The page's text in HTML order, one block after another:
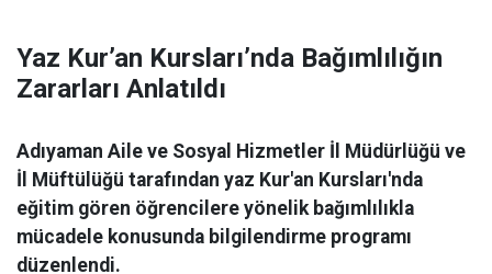
Yaz Kur’an Kursları’nda Bağımlılığın
Zararları Anlatıldı
Adıyaman Aile ve Sosyal Hizmetler İl Müdürlüğü ve
İl Müftülüğü tarafından yaz Kur'an Kursları'nda
eğitim gören öğrencilere yönelik bağımlılıkla
mücadele konusunda bilgilendirme programı
düzenlendi.